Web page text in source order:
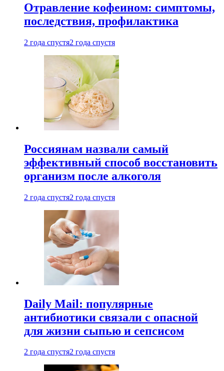
Отравление кофеином: симптомы,
последствия, профилактика
2 года спустя2 года спустя
Россиянам назвали самый
эффективный способ восстановить
организм после алкоголя
2 года спустя2 года спустя
Daily Mail: популярные
антибиотики связали с опасной
для жизни сыпью и сепсисом
2 года спустя2 года спустя